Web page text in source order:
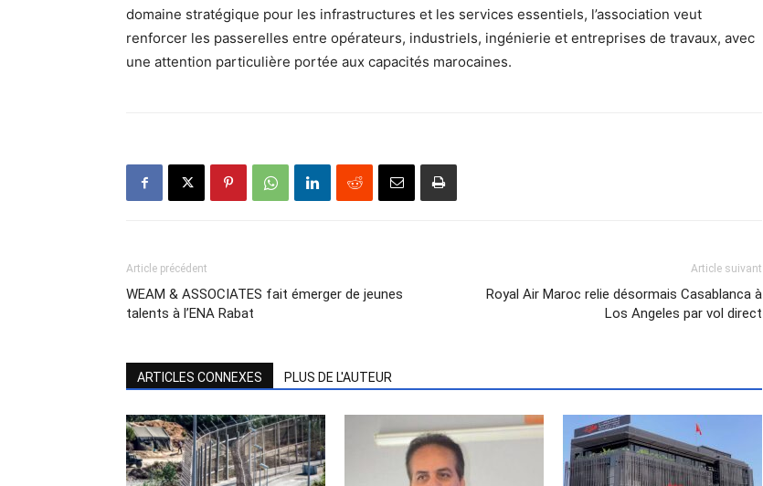
domaine stratégique pour les infrastructures et les services essentiels, l’association veut
renforcer les passerelles entre opérateurs, industriels, ingénierie et entreprises de travaux, avec
une attention particulière portée aux capacités marocaines.
Article précédent
WEAM & ASSOCIATES fait émerger de jeunes
talents à l’ENA Rabat
Article suivant
Royal Air Maroc relie désormais Casablanca à
Los Angeles par vol direct
ARTICLES CONNEXES PLUS DE L'AUTEUR